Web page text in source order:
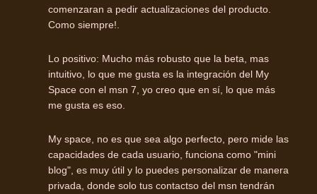
comenzaran a pedir actualizaciones del producto.
Como siempre!.
Lo positivo: Mucho más robusto que la beta, mas
intuitivo, lo que me gusta es la integración del My
Space con el msn 7, yo creo que en sí, lo que más
me gusta es eso.
My space, no es que sea algo perfecto, pero mide las
capacidades de cada usuario, funciona como "mini
blog", es muy útil y lo puedes personalizar de manera
privada, donde solo tus contactso del msn tendrán